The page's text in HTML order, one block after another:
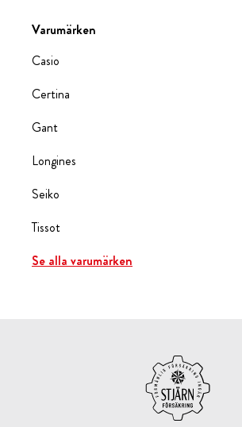
Varumärken
Casio
Certina
Gant
Longines
Seiko
Tissot
Se alla varumärken